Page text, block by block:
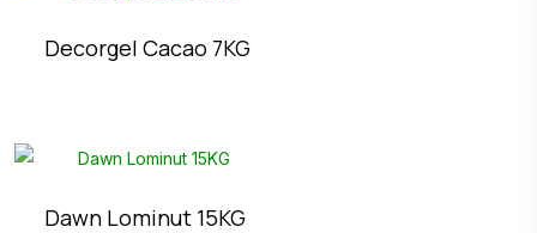
Decorgel Cacao 7KG
Dawn Lominut 15KG